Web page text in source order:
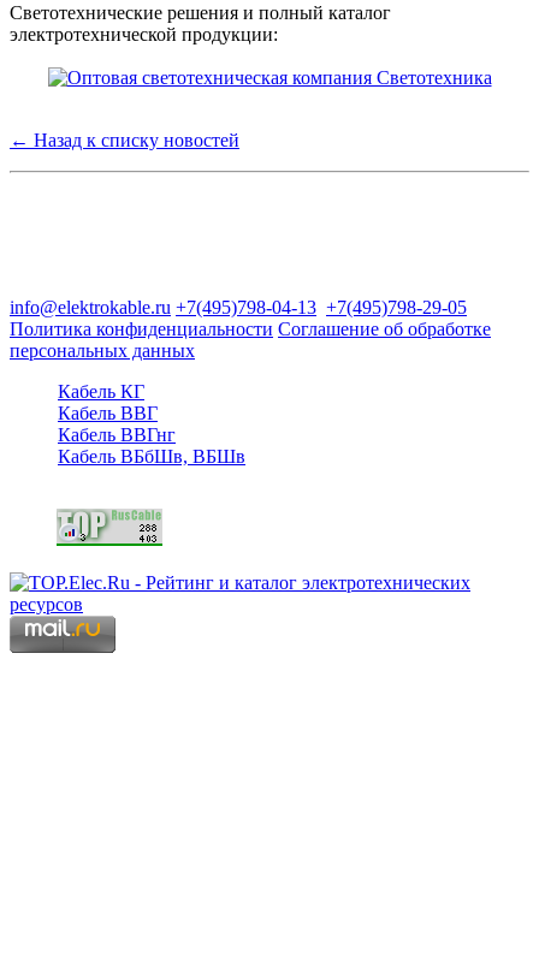
Светотехнические решения и полный каталог
электротехнической продукции:
← Назад к списку новостей
info@elektrokable.ru +7(495)798-04-13 +7(495)798-29-05
Политика конфиденциальности Соглашение об обработке
персональных данных
Кабель КГ
Кабель ВВГ
Кабель ВВГнг
Кабель ВБбШв, ВБШв